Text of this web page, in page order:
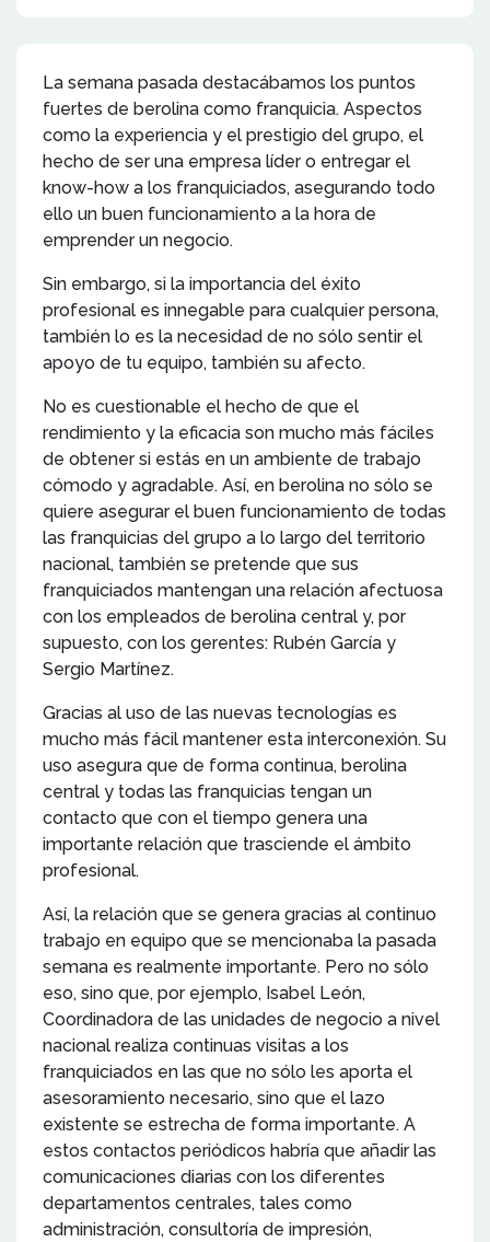
La semana pasada destacábamos los puntos
fuertes de berolina como franquicia. Aspectos
como la experiencia y el prestigio del grupo, el
hecho de ser una empresa líder o entregar el
know-how a los franquiciados, asegurando todo
ello un buen funcionamiento a la hora de
emprender un negocio.
Sin embargo, si la importancia del éxito
profesional es innegable para cualquier persona,
también lo es la necesidad de no sólo sentir el
apoyo de tu equipo, también su afecto.
No es cuestionable el hecho de que el
rendimiento y la eficacia son mucho más fáciles
de obtener si estás en un ambiente de trabajo
cómodo y agradable. Así, en berolina no sólo se
quiere asegurar el buen funcionamiento de todas
las franquicias del grupo a lo largo del territorio
nacional, también se pretende que sus
franquiciados mantengan una relación afectuosa
con los empleados de berolina central y, por
supuesto, con los gerentes: Rubén García y
Sergio Martínez.
Gracias al uso de las nuevas tecnologías es
mucho más fácil mantener esta interconexión. Su
uso asegura que de forma continua, berolina
central y todas las franquicias tengan un
contacto que con el tiempo genera una
importante relación que trasciende el ámbito
profesional.
Así, la relación que se genera gracias al continuo
trabajo en equipo que se mencionaba la pasada
semana es realmente importante. Pero no sólo
eso, sino que, por ejemplo, Isabel León,
Coordinadora de las unidades de negocio a nivel
nacional realiza continuas visitas a los
franquiciados en las que no sólo les aporta el
asesoramiento necesario, sino que el lazo
existente se estrecha de forma importante. A
estos contactos periódicos habría que añadir las
comunicaciones diarias con los diferentes
departamentos centrales, tales como
administración, consultoría de impresión,